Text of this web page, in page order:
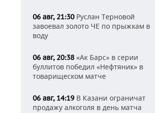
06 авг, 21:30Руслан Терновой
завоевал золото ЧЕ по прыжкам в
воду
06 авг, 20:38 «Ак Барс» в серии
буллитов победил «Нефтяник» в
товарищеском матче
06 авг, 14:19 В Казани ограничат
продажу алкоголя в день матча